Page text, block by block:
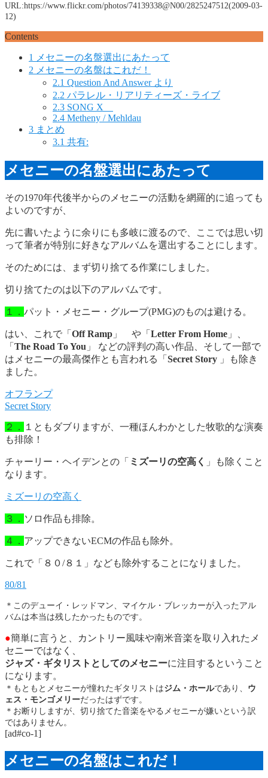
URL:https://www.flickr.com/photos/74139338@N00/2825247512(2009-03-
12)
Contents
1
メセニーの名盤選出にあたって
2 メセニーの名盤はこれだ！
2.1 Question And Answer より
2.2 パラレル・リアリティーズ・ライブ
2.3 SONG X
2.4 Metheny / Mehldau
3 まとめ
3.1 共有:
メセニーの名盤選出にあたって
その1970年代後半からのメセニーの活動を網羅的に追っても
よいのですが、
先に書いたように余りにも多岐に渡るので、ここでは思い切
って筆者が特別に好きなアルバムを選出することにします。
そのためには、まず切り捨てる作業にしました。
切り捨てたのは以下のアルバムです。
１． パット・メセニー・グループ(PMG)のものは避ける。
はい、これで「 Off Ramp 」 や「 Letter From Home 」、
「 The Road To You 」 などの評判の高い作品、そして一部で
はメセニーの最高傑作とも言われる「 Secret Story 」も除き
ました。
オフランプ
Secret Story
２．
１ともダブりますが、一種ほんわかとした牧歌的な演奏
も排除！
チャーリー・ヘイデンとの「 ミズーリの空高く
」も除くこと
なります。
ミズーリの空高く
３． ソロ作品も排除。
４． アップできないECMの作品も除外。
これで「８０/８１」なども除外することになりました。
80/81
＊このデューイ・レッドマン、マイケル・ブレッカーが入ったアル
バムは本当は残したかったものです。
●簡単に言うと、カントリー風味や南米音楽を取り入れたメ
セニーではなく、
ジャズ・ギタリストとしてのメセニーに注目するということ
になります。
＊もともとメセニーが憧れたギタリストはジム・ホールであり、 ウ
ェス・モンゴメリーだったはずです。
＊お断りしますが、切り捨てた音楽をやるメセニーが嫌いという訳
ではありません。
[ad#co-1]
メセニーの名盤はこれだ！